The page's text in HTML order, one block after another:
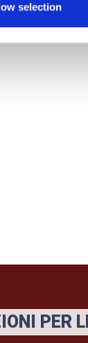
selection
PER